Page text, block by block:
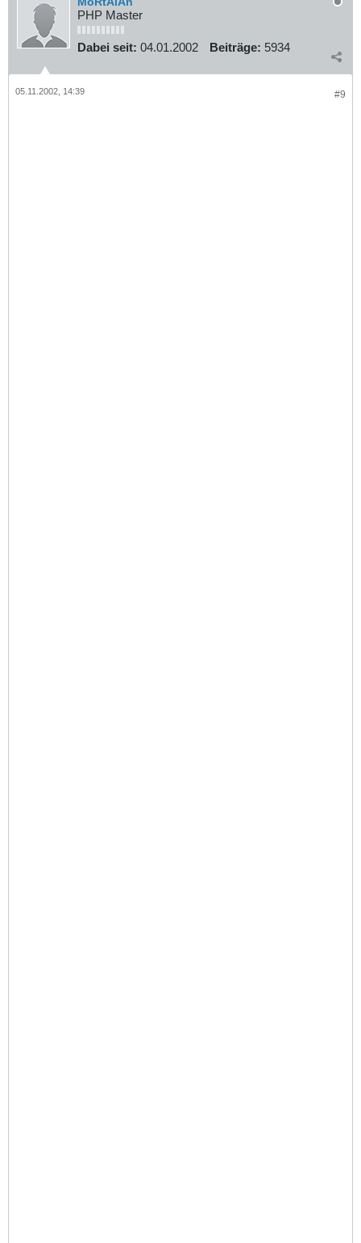
PHP Master
Dabei seit: 04.01.2002 Beiträge: 5934
#9
05.11.2002, 14:39